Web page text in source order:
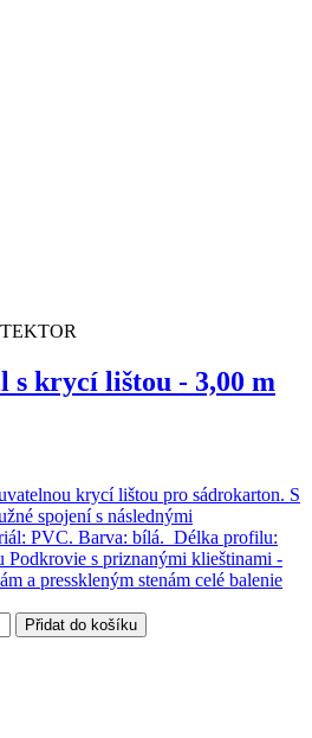
s krycí lištou - 3,00 m
krycí lištou pro sádrokarton. S
spojení s následnými
PVC. Barva: bílá. Délka profilu:
s priznanými klieštinami -
a presskleným stenám celé balenie
Přidat do košíku